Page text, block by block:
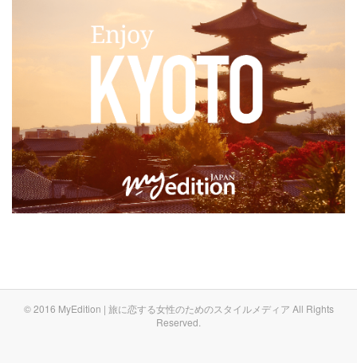
© 2016 MyEdition | 旅に恋する女性のためのスタイルメディア All Rights
Reserved.